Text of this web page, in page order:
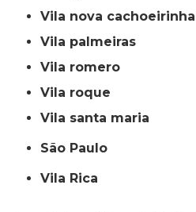
vila nova cachoeirinha
vila palmeiras
vila romero
vila roque
vila santa maria
São Paulo
Vila Rica